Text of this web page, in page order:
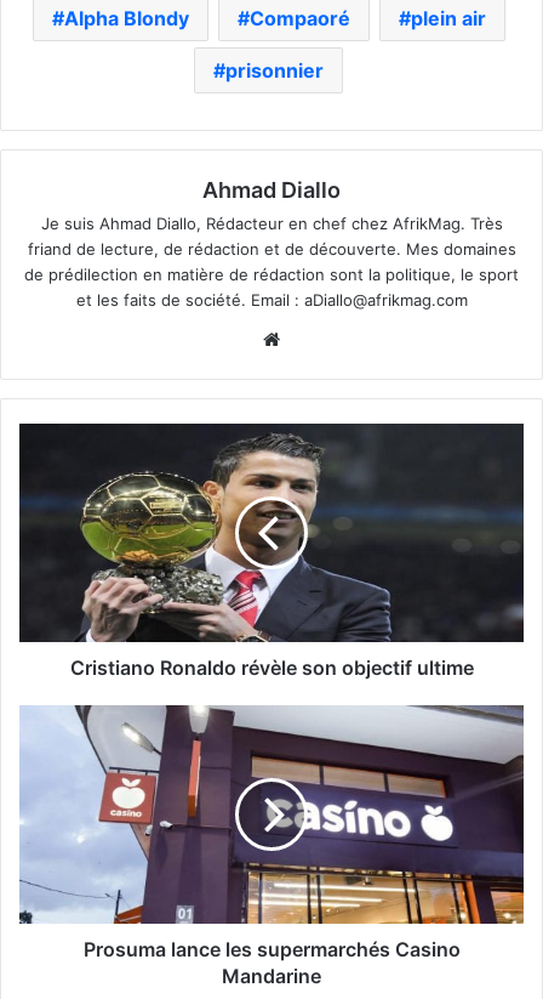
Alpha Blondy Compaoré plein air
prisonnier
Ahmad Diallo
Je suis Ahmad Diallo, Rédacteur en chef chez AfrikMag. Très
friand de lecture, de rédaction et de découverte. Mes domaines
de prédilection en matière de rédaction sont la politique, le sport
et les faits de société. Email : aDiallo@afrikmag.com
Cristiano Ronaldo révèle son objectif ultime
Prosuma lance les supermarchés Casino
Mandarine